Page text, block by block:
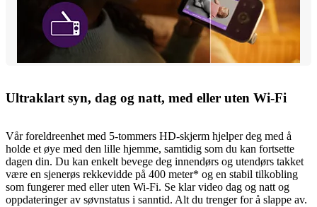
Ultraklart syn, dag og natt, med eller uten Wi-Fi
Vår foreldreenhet med 5-tommers HD-skjerm hjelper deg med å
holde et øye med den lille hjemme, samtidig som du kan fortsette
dagen din. Du kan enkelt bevege deg innendørs og utendørs takket
være en sjenerøs rekkevidde på 400 meter* og en stabil tilkobling
som fungerer med eller uten Wi-Fi. Se klar video dag og natt og
oppdateringer av søvnstatus i sanntid. Alt du trenger for å slappe av.